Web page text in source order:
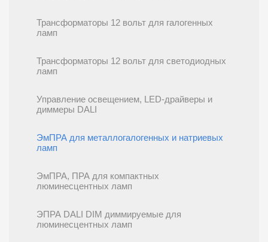
Трансформаторы 12 вольт для галогенных
ламп
Трансформаторы 12 вольт для светодиодных
ламп
Управление освещением, LED-драйверы и
диммеры DALI
ЭмПРА для металлогалогенных и натриевых
ламп
ЭмПРА, ПРА для компактных
люминесцентных ламп
ЭПРА DALI DIM диммируемые для
люминесцентных ламп